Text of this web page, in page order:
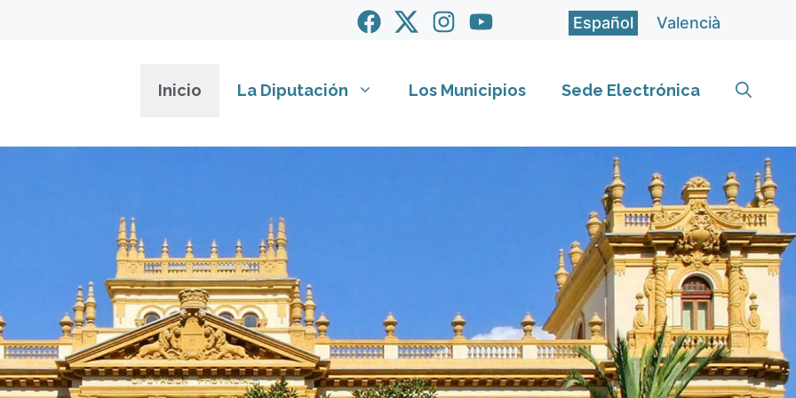
Español Valencià
Inicio La Diputación Los Municipios Sede Electrónica